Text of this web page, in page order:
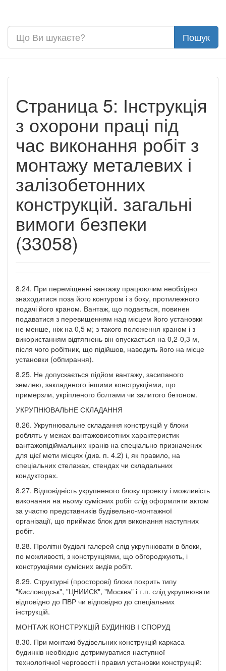
Страница 5: Інструкція
з охорони праці під
час виконання робіт з
монтажу металевих і
залізобетонних
конструкцій. загальні
вимоги безпеки
(33058)
8.24. При переміщенні вантажу працюючим необхідно
знаходитися поза його контуром і з боку, протилежного
подачі його краном. Вантаж, що подається, повинен
подаватися з перевищенням над місцем його установки
не менше, ніж на 0,5 м; з такого положення краном і з
використанням відтягнень він опускається на 0,2-0,3 м,
після чого робітник, що підійшов, наводить його на місце
установки (обпирання).
8.25. Не допускається підйом вантажу, засипаного
землею, закладеного іншими конструкціями, що
примерзли, укріпленого болтами чи залитого бетоном.
УКРУПНЮВАЛЬНЕ СКЛАДАННЯ
8.26. Укрупнювальне складання конструкцій у блоки
роблять у межах вантажовисотних характеристик
вантажопідіймальних кранів на спеціально призначених
для цієї мети місцях (див. п. 4.2) і, як правило, на
спеціальних стелажах, стендах чи складальних
кондукторах.
8.27. Відповідність укрупненого блоку проекту і можливість
виконання на ньому сумісних робіт слід оформляти актом
за участю представників будівельно-монтажної
організації, що приймає блок для виконання наступних
робіт.
8.28. Пролітні будівлі галерей слід укрупнювати в блоки,
по можливості, з конструкціями, що обгороджують, і
конструкціями сумісних видів робіт.
8.29. Структурні (просторові) блоки покрить типу
"Кисловодськ", "ЦНИИСК", "Москва" і т.п. слід укрупнювати
відповідно до ПВР чи відповідно до спеціальних
інструкцій.
МОНТАЖ КОНСТРУКЦІЙ БУДИНКІВ І СПОРУД
8.30. При монтажі будівельних конструкцій каркаса
будинків необхідно дотримуватися наступної
технологічної черговості і правил установки конструкцій: